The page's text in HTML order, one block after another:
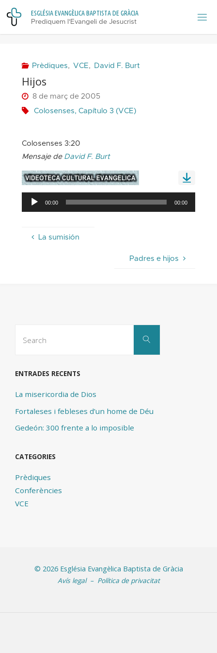
Skip
content
ESGLÉSIAEVANGÈLICABAPTISTADE GRÀCIA
Prediquem l'Evangeli de Jesucrist
Prèdiques, VCE, David F. Burt
Hijos
8 de març de 2005
Colosenses, Capítulo 3 (VCE)
Colosenses 3:20
Mensaje de David F. Burt
Reproductor
d'àudio
00:00 00:00
La sumisión
Padres e hijos
Search
ENTRADES RECENTS
La misericordia de Dios
Fortaleses i febleses d’un home de Déu
Gedeón: 300 frente a lo imposible
CATEGORIES
Prèdiques
Conferències
VCE
© 2026 Església Evangèlica Baptista de Gràcia
Avís legal– Política de privacitat